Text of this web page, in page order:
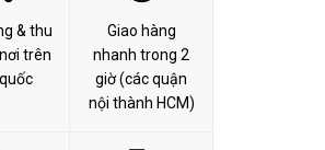
& thu
trên
Giao hàng
nhanh trong 2
giờ (các quận
nội thành HCM)